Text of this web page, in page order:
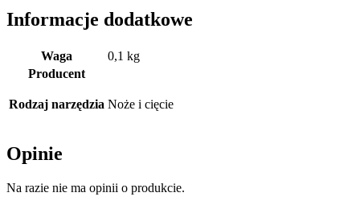
Informacje dodatkowe
Waga
0,1 kg
Producent
Rodzaj narzędzia Noże i cięcie
Opinie
Na razie nie ma opinii o produkcie.